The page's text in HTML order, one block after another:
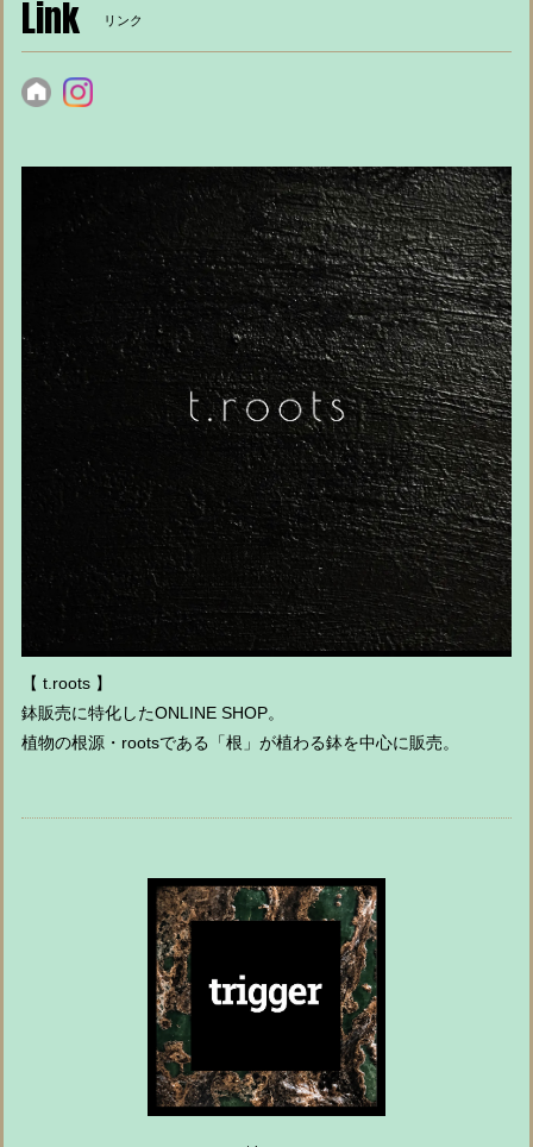
Link リンク
【 t.roots 】
鉢販売に特化したONLINE SHOP。
植物の根源・rootsである「根」が植わる鉢を中心に販売。